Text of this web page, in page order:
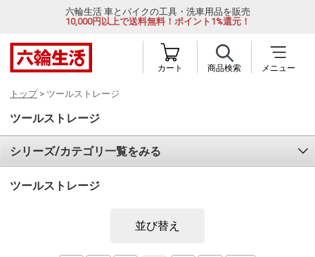
六輪生活 車とバイクの工具・洗車用品を販売
10,000円以上で送料無料！ポイント1%還元！
カート 商品検索 メニュー
トップ> ツールストレージ
ツールストレージ
シリーズ/カテゴリ一覧をみる
ツールストレージ
並び替え